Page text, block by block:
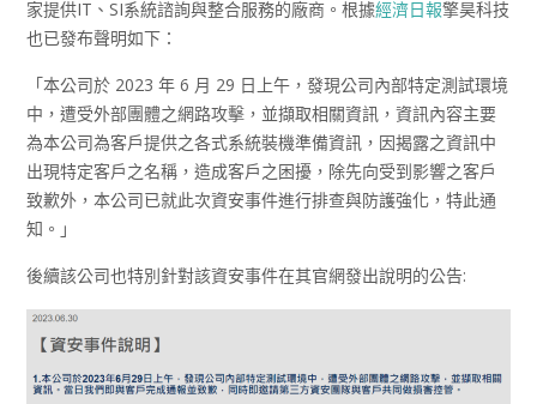
家提供IT、SI系統諮詢與整合服務的廠商。根據經濟日報擎昊科技
也已發布聲明如下：
「本公司於 2023 年 6 月 29 日上午，發現公司內部特定測試環境
中，遭受外部團體之網路攻擊，並擷取相關資訊，資訊內容主要
為本公司為客戶提供之各式系統裝機準備資訊，因揭露之資訊中
出現特定客戶之名稱，造成客戶之困擾，除先向受到影響之客戶
致歉外，本公司已就此次資安事件進行排查與防護強化，特此通
知。」
後續該公司也特別針對該資安事件在其官網發出說明的公告: